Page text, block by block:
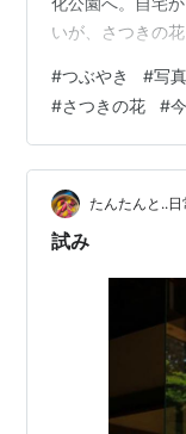
いが、さつきの
一気に開花。 図
静か(てか人いな
角綺麗に咲いた
まりいないのか
え込みとかに咲
も。 あと少し続
#つぶやき #写真
#さつきの花 #
たんたんと..日
試み